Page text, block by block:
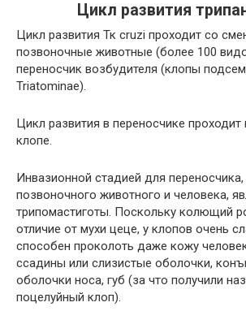
Цикл развития
Цикл развития Тк cruzi проходит со
позвоночные животные (более 100
переносчик возбудителя (клопы
Triatominae).
Цикл развития в переносчике
клопе.
Инвазионной стадией для
позвоночного животного и человека,
трипомастиготы. Поскольку колющий
отличие от мухи цеце, у клопов очень
способен проколоть даже кожу
ссадины или слизистые оболочки,
оболочки носа, губ (за что получили
поцелуйный клоп).